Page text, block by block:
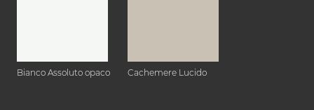
Bianco Assoluto opaco Cachemere Lucido